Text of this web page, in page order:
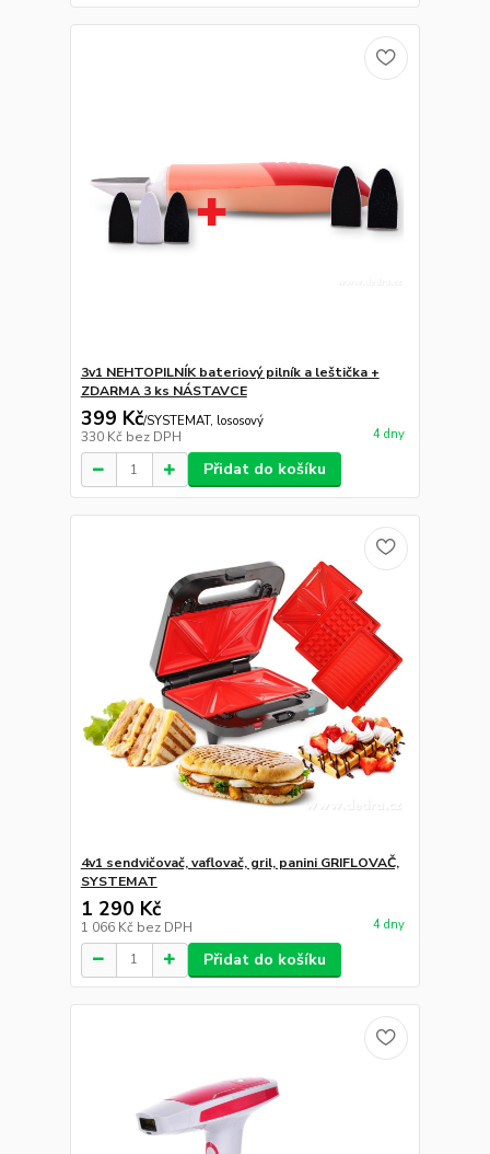
3v1 NEHTOPILNÍK bateriový pilník a leštička +
ZDARMA 3 ks NÁSTAVCE
399 Kč/SYSTEMAT, lososový
330 Kč bez DPH 4 dny
Přidat do košíku
4v1 sendvičovač, vaflovač, gril, panini GRIFLOVAČ,
SYSTEMAT
1 290 Kč
1 066 Kč bez DPH 4 dny
Přidat do košíku